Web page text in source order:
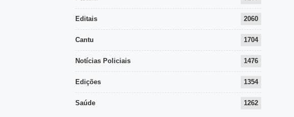
Editais 2060
Cantu 1704
Notícias Policiais 1476
Edições 1354
Saúde 1262